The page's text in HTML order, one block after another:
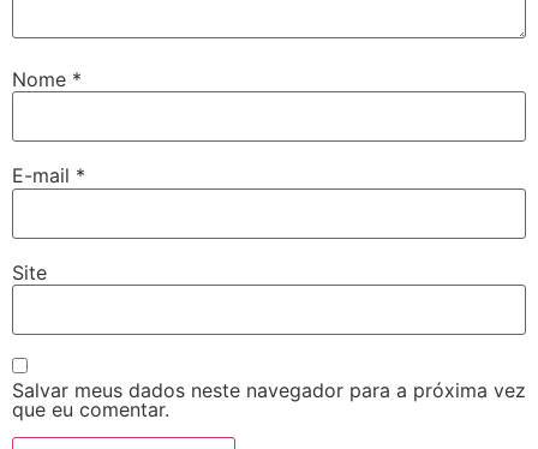
Nome *
E-mail *
Site
Salvar meus dados neste navegador para a próxima vez
que eu comentar.